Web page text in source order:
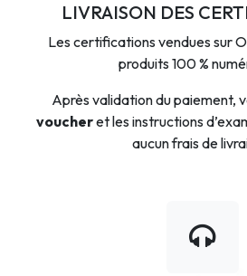
LIVRAISON DES
Les certifications vendues sur
produits 100 %
Après validation du paiement,
voucheret les instructions
aucun frais de